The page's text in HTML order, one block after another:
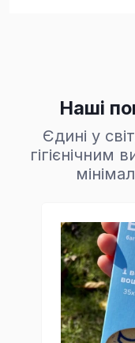
Наші
Єдині у
гігієнічним